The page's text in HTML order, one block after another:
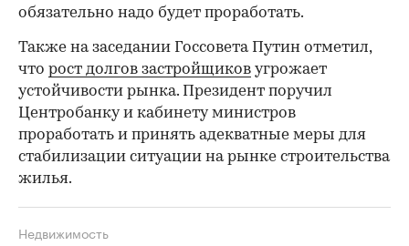
обязательно надо будет проработать.
Также на заседании Госсовета Путин отметил,
что рост долгов застройщиков угрожает
устойчивости рынка. Президент поручил
Центробанку и кабинету министров
проработать и принять адекватные меры для
стабилизации ситуации на рынке строительства
жилья.
Недвижимость